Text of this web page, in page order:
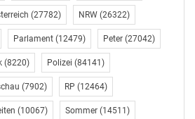
und der günstigsten
in St. Pölten um EUR 123.000
mehr als 100%.
und Zahlen finden sich im ÖVI
im [Buchshop]
(27782) NRW (26322)
Parlament (12479) Peter (27042)
(8220) Polizei (84141)
(7902) RP (12464)
(10067) Sommer (14511)